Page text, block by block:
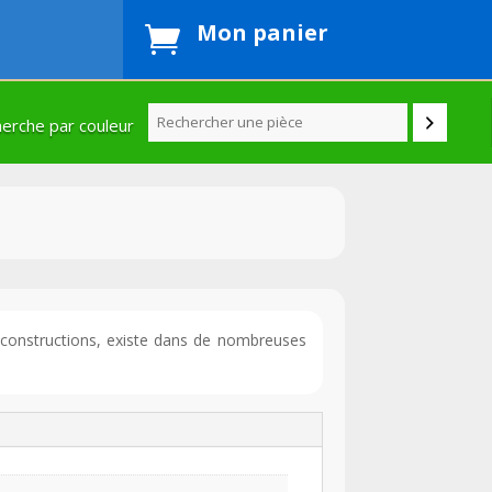
 Mon panier
par couleur
existe dans de nombreuses